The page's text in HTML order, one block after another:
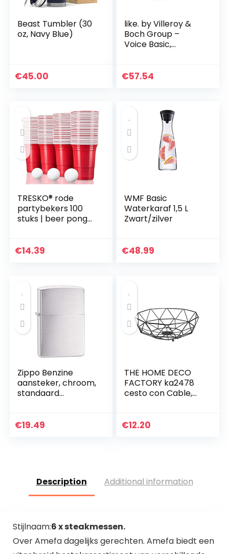
Beast Tumbler (30
oz, Navy Blue)
€45.00
like. by Villeroy &
Boch Group –
Voice Basic,
personen, Roestvrij
€57.54
TRESKO® rode
partybekers 100
stuks | beer pong
bekers extra sterk |
€14.39
WMF Basic
Waterkaraf 1,5 L
Zwart/zilver
€48.99
Zippo Benzine
aansteker, chroom,
standaard
stormaansteker
€19.49
THE HOME DECO
FACTORY ka2478
cesto con Cable,
€12.20
Description Additional information
Stijlnaam:6 x steakmessen.
Over Amefa dagelijks gerechten. Amefa biedt een